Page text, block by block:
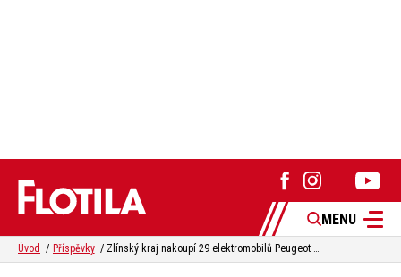
MENU
Úvod Příspěvky Zlínský kraj nakoupí 29 elektromobilů Peugeot e-2008